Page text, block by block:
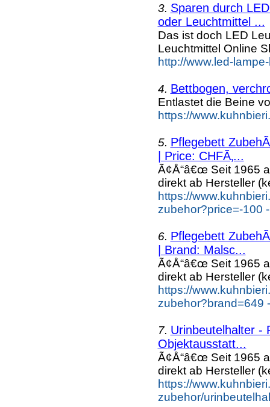
3. Sparen durch
oder Leuchtmittel ...
Das ist doch LED
Leuchtmittel Online
http://www.led-
4. Bettbogen,
Entlastet die Beine
https://
5. Pflegebett
| Price: CHFÃ‚...
Ã¢Å“â€œ Seit 1965
direkt ab Hersteller
https://
zubehor?price=-100
6. Pflegebett
| Brand: Malsc...
Ã¢Å“â€œ Seit 1965
direkt ab Hersteller
https://
zubehor?brand=649
7. Urinbeutelhalter -
Objektausstatt...
Ã¢Å“â€œ Seit 1965
direkt ab Hersteller
https://
zubehor/